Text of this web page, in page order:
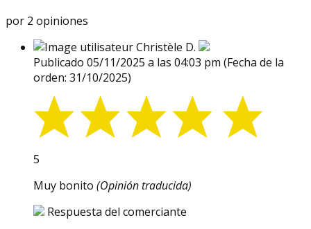
por 2 opiniones
Christèle D.
Publicado 05/11/2025 a las 04:03 pm (Fecha de la
orden: 31/10/2025)
5
Muy bonito (Opinión traducida)
Respuesta del comerciante